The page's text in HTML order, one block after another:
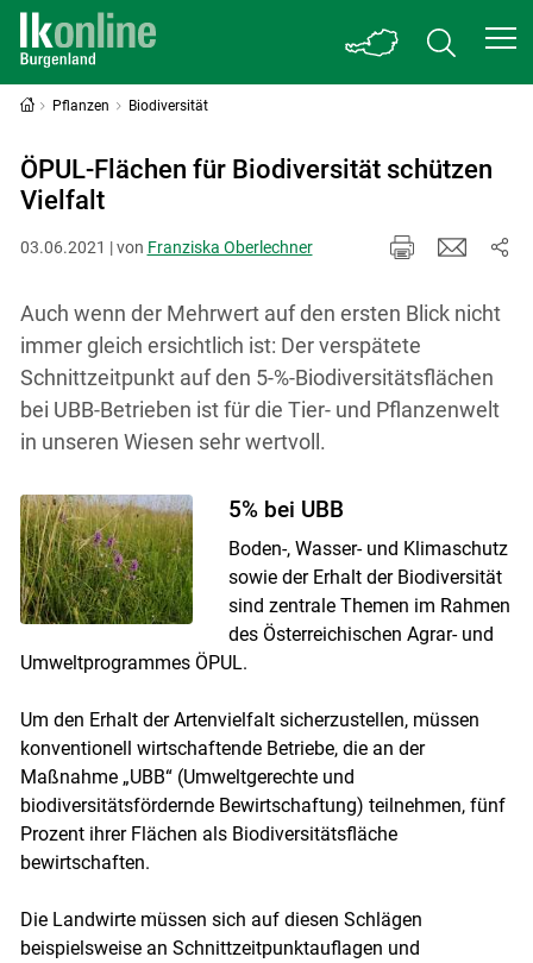
Pflanzen Biodiversität
ÖPUL-Flächen für Biodiversität schützen
Vielfalt
03.06.2021 | von Franziska Oberlechner
Auch wenn der Mehrwert auf den ersten Blick nicht
immer gleich ersichtlich ist: Der verspätete
Schnittzeitpunkt auf den 5-%-Biodiversitätsflächen
bei UBB-Betrieben ist für die Tier- und Pflanzenwelt
in unseren Wiesen sehr wertvoll.
5% bei UBB
Boden-, Wasser- und Klimaschutz
sowie der Erhalt der Biodiversität
sind zentrale Themen im Rahmen
des Österreichischen Agrar- und
Umweltprogrammes ÖPUL.
Um den Erhalt der Artenvielfalt sicherzustellen, müssen
konventionell wirtschaftende Betriebe, die an der
Maßnahme „UBB“ (Umweltgerechte und
biodiversitätsfördernde Bewirtschaftung) teilnehmen, fünf
Prozent ihrer Flächen als Biodiversitätsfläche
bewirtschaften.
Die Landwirte müssen sich auf diesen Schlägen
beispielsweise an Schnittzeitpunktauflagen und